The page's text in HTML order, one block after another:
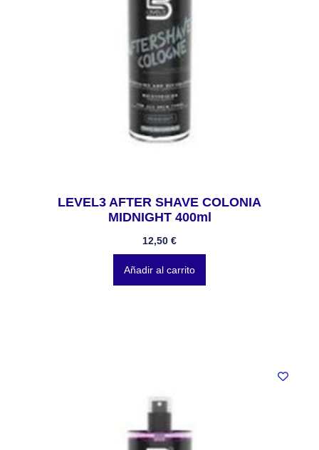
LEVEL3 AFTER SHAVE COLONIA
MIDNIGHT 400ml
12,50 €
Añadir al carrito